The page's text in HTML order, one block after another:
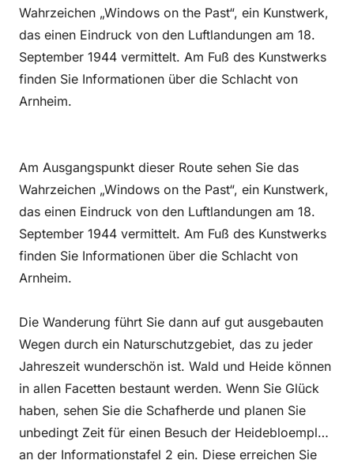
Wahrzeichen „Windows on the Past“, ein Kunstwerk,
das einen Eindruck von den Luftlandungen am 18.
September 1944 vermittelt. Am Fuß des Kunstwerks
finden Sie Informationen über die Schlacht von
Arnheim.
Am Ausgangspunkt dieser Route sehen Sie das
Wahrzeichen „Windows on the Past“, ein Kunstwerk,
das einen Eindruck von den Luftlandungen am 18.
September 1944 vermittelt. Am Fuß des Kunstwerks
finden Sie Informationen über die Schlacht von
Arnheim.
Die Wanderung führt Sie dann auf gut ausgebauten
Wegen durch ein Naturschutzgebiet, das zu jeder
Jahreszeit wunderschön ist. Wald und Heide können
in allen Facetten bestaunt werden. Wenn Sie Glück
haben, sehen Sie die Schafherde und planen Sie
unbedingt Zeit für einen Besuch der Heidebloemplas
an der Informationstafel 2 ein. Diese erreichen Sie